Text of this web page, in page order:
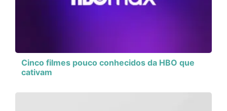
Cinco filmes pouco conhecidos da HBO que
cativam